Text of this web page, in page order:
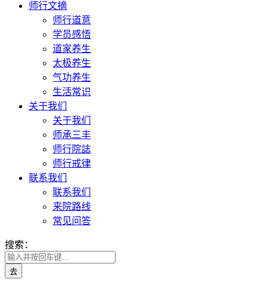
师行文摘
师行道意
学员感悟
道家养生
太极养生
气功养生
生活常识
关于我们
关于我们
师承三丰
师行院誌
师行戒律
联系我们
联系我们
来院路线
常见问答
搜索：